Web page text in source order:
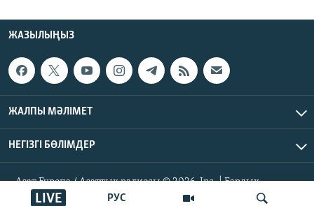
РУС
LIVE
ЖАЗЫЛЫҢЫЗ
ЖАЛПЫ МӘЛІМЕТ
НЕГІЗГІ БӨЛІМДЕР
Азат Еуропа / Азаттық радиосы © 2026, Inc. | Барлық
құқықтары қорғалған